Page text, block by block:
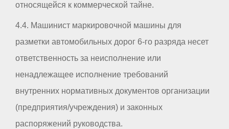
относящейся к коммерческой тайне.
4.4. Машинист маркировочной машины для
разметки автомобильных дорог 6-го разряда несет
ответственность за неисполнение или
ненадлежащее исполнение требований
внутренних нормативных документов организации
(предприятия/учреждения) и законных
распоряжений руководства.